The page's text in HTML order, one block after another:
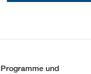
Programme und